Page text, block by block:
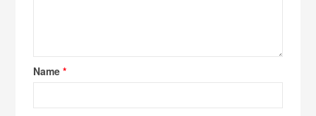
Name*